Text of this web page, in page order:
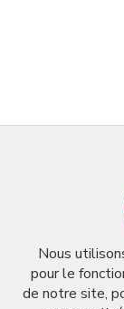
Nous
pour le
de notre site,